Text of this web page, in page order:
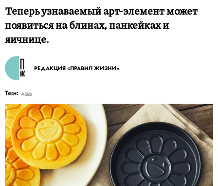
Теперь узнаваемый арт-элемент может
появиться на блинах, панкейках и
яичнице.
РЕДАКЦИЯ «ПРАВИЛ ЖИЗНИ»
Теги: дом